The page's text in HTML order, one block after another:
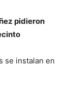
pidieron
se instalan en